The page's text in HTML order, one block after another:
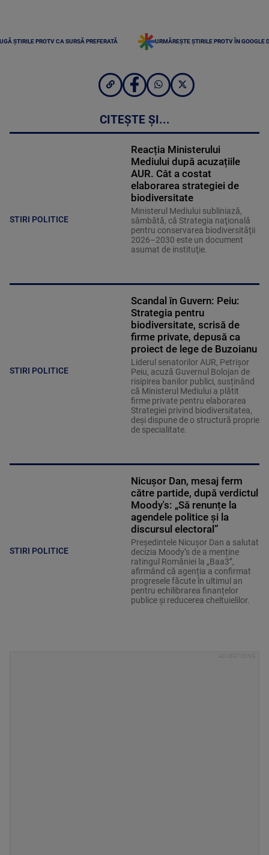
ȘTIRILE PROTV CA SURSĂ PREFERATĂ URMĂREȘTE ȘTIRILE PROTV ÎN GOOGLE
CITEȘTE ȘI...
STIRI POLITICE
Reacția Ministerului
Mediului după acuzațiile
AUR. Cât a costat
elaborarea strategiei de
biodiversitate
Ministerul Mediului subliniază,
sâmbătă, că Strategia naţională
pentru conservarea biodiversităţii
2026–2030 este un document
asumat de instituţie.
STIRI POLITICE
Scandal în Guvern: Peiu:
Strategia pentru
biodiversitate, scrisă de
firme private, depusă ca
proiect de lege de Buzoianu
Liderul senatorilor AUR, Petrișor
Peiu, acuză Guvernul Bolojan de
risipirea banilor publici, susținând
că Ministerul Mediului a plătit
firme private pentru elaborarea
Strategiei privind biodiversitatea,
deși dispune de o structură proprie
de specialitate.
STIRI POLITICE
Nicușor Dan, mesaj ferm
către partide, după verdictul
Moody's: „Să renunțe la
agendele politice şi la
discursul electoral”
Președintele Nicușor Dan a salutat
decizia Moody’s de a menține
ratingul României la „Baa3”,
afirmând că agenția a confirmat
progresele făcute în ultimul an
pentru echilibrarea finanțelor
publice și reducerea cheltuielilor.